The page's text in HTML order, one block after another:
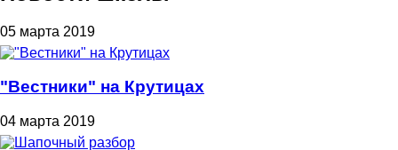
05 марта 2019
"Вестники" на Крутицах
04 марта 2019